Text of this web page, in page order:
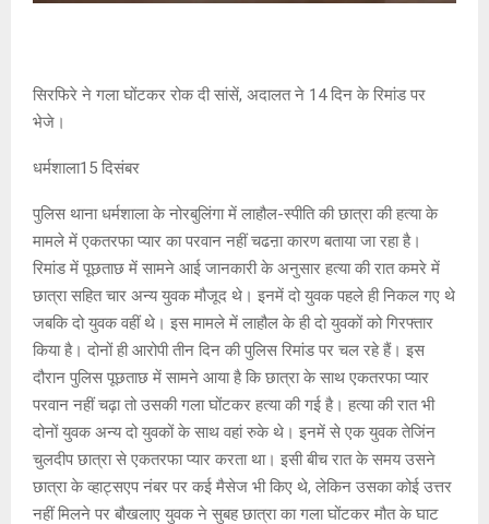
सिरफिरे ने गला घोंटकर रोक दी सांसें, अदालत ने 14 दिन के रिमांड पर
भेजे।
धर्मशाला15 दिसंबर
पुलिस थाना धर्मशाला के नोरबुलिंगा में लाहौल-स्पीति की छात्रा की हत्या के
मामले में एकतरफा प्यार का परवान नहीं चढऩा कारण बताया जा रहा है।
रिमांड में पूछताछ में सामने आई जानकारी के अनुसार हत्या की रात कमरे में
छात्रा सहित चार अन्य युवक मौजूद थे। इनमें दो युवक पहले ही निकल गए थे
जबकि दो युवक वहीं थे। इस मामले में लाहौल के ही दो युवकों को गिरफ्तार
किया है। दोनों ही आरोपी तीन दिन की पुलिस रिमांड पर चल रहे हैं। इस
दौरान पुलिस पूछताछ में सामने आया है कि छात्रा के साथ एकतरफा प्यार
परवान नहीं चढ़ा तो उसकी गला घोंटकर हत्या की गई है। हत्या की रात भी
दोनों युवक अन्य दो युवकों के साथ वहां रुके थे। इनमें से एक युवक तेजिंन
चुलदीप छात्रा से एकतरफा प्यार करता था। इसी बीच रात के समय उसने
छात्रा के व्हाट्सएप नंबर पर कई मैसेज भी किए थे, लेकिन उसका कोई उत्तर
नहीं मिलने पर बौखलाए युवक ने सुबह छात्रा का गला घोंटकर मौत के घाट